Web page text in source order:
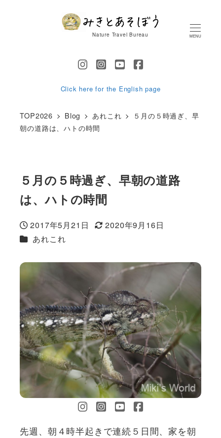
Nature Travel Bureau MENU
Click here for the English page
TOP2026 Blog あれこれ
５月の５時過ぎ、早
朝の道路は、ハトの時間
５月の５時過ぎ、早朝の道路
は、ハトの時間
投稿日
2017年5月21日
更新日
2020年9月16日
カテゴリー
あれこれ
先週、朝４時半起きで連続５日間、家を朝